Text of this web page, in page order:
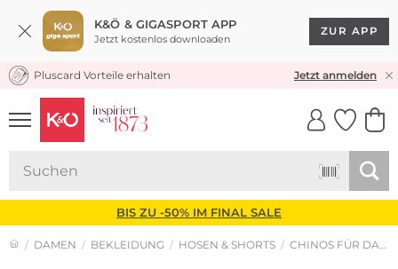
K&Ö & GIGASPORT APP
Jetzt kostenlos downloaden
ZUR APP
KOSTENLOSER VERSAND* & RÜCKVERSAND
Pluscard Vorteile erhalten Jetzt anmelden
UNSERE APP
CLICK &
BIS ZU -50% IM FINAL SALE
DAMEN BEKLEIDUNG HOSEN & SHORTS CHINOS FÜR DAMEN